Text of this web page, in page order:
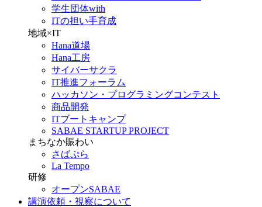
学生団体with
ITの担い手育成
地域×IT
Hana道場
Hana工房
サイバーサクラ
IT推進フォーラム
ハッカソン・プログラミングコンテスト
商品開発
ITブートキャンプ
SABAE STARTUP PROJECT
まちなか賑わい
さばぷら
La Tempo
研修
オープンSABAE
講演依頼・視察について